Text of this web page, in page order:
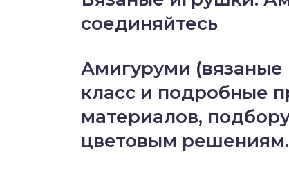
соединяйтесь
Амигуруми
класс и подробные
материалов,
цветовым решениям.